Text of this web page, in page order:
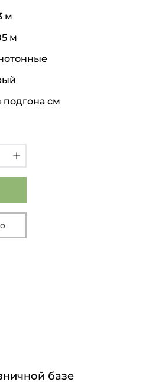
м
м
подгона см
базе